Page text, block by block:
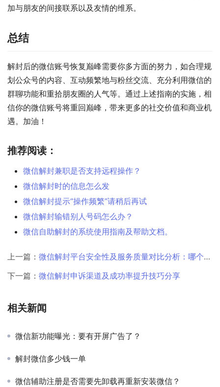
加与朋友的间接联系以及友情的维系。
总结
解封后的微信账号恢复巅峰需要你多方面的努力，如合理规
划公众号的内容、互动频繁地与粉丝交流、充分利用微信的
群聊功能和重拾朋友圈的人气等。通过上述指南的实施，相
信你的微信账号将重回巅峰，带来更多的社交价值和商业机
遇。加油！
推荐阅读：
微信解封兼职是否支持远程操作？
微信解封时的信息怎么发
微信解封提示“操作频繁”请稍后再试
微信解封输错别人号码怎么办？
微信自助解封的系统使用指南及帮助文档。
上一篇： 微信解封平台安全性及服务质量对比分析：哪个平台更靠谱？
下一篇： 微信解封申诉渠道及成功率提升技巧分享
相关新闻
微信新功能曝光：要有开屏广告了？
解封微信多少钱一单
微信辅助注册是否需要先卸载再重新安装微信？